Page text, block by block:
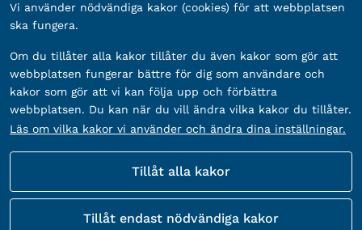
Bankgironummer: 5888-2333
Fler sätt att följa oss
Vi använder nödvändiga kakor (cookies) för att webbplatsen
ska fungera.
Om du tillåter alla kakor tillåter du även kakor som gör att
webbplatsen fungerar bättre för dig som användare och
kakor som gör att vi kan följa upp och förbättra
webbplatsen. Du kan när du vill ändra vilka kakor du tillåter.
Läs om vilka kakor vi använder och ändra dina inställningar.
Tillåt alla kakor
Tillåt endast nödvändiga kakor